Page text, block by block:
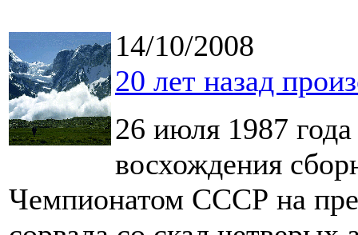
14/10/2008
20 лет назад
26 июля 1987
восхождения
Чемпионатом СССР на